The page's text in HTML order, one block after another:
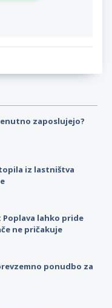
zaposlujejo?
iz lastništva
Poplava lahko pride
ne pričakuje
ponudbo za